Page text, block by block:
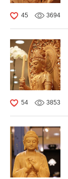
45 3694
54 3853